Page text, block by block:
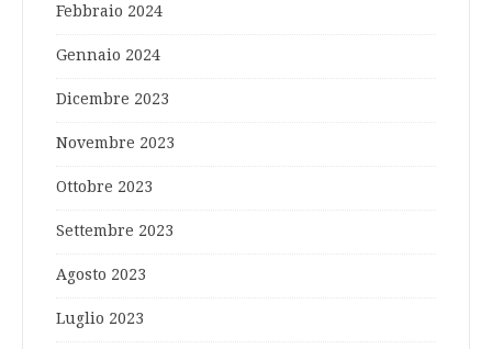
Febbraio 2024
Gennaio 2024
Dicembre 2023
Novembre 2023
Ottobre 2023
Settembre 2023
Agosto 2023
Luglio 2023